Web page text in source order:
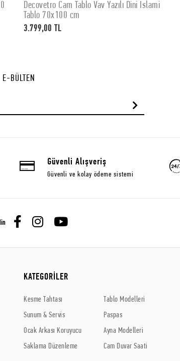
SEPETE EKLE
Decovetro Cam Tablo Vav Yazılı Dini İslami
Tablo 70x100 cm
3.799,00 TL
E-BÜLTEN
Güvenli Alışveriş
Güvenli ve kolay ödeme sistemi
KATEGORİLER
Kesme Tahtası
Sunum & Servis
Ocak Arkası Koruyucu
Saklama Düzenleme
Tablo Modelleri
Paspas
Ayna Modelleri
Cam Duvar Saati